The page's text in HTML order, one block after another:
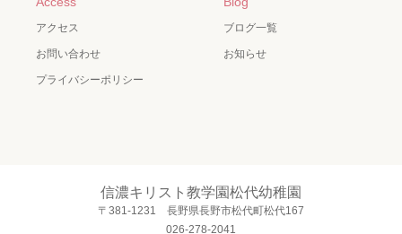
アクセス
お問い合わせ
プライバシーポリシー
ブログ一覧
お知らせ
信濃キリスト教学園松代幼稚園
〒381-1231 長野県長野市松代町松代167
026-278-2041